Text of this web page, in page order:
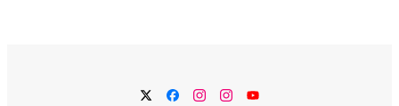
TwitterFacebook
Instagram
Instagram
YouTube